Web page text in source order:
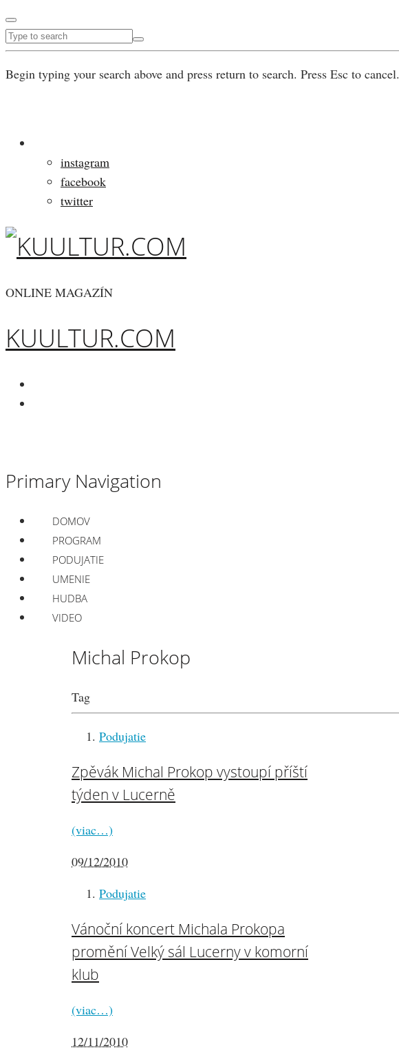
Begin typing your search above and press return to search. Press Esc to cancel.
instagram
facebook
twitter
ONLINE MAGAZÍN
KUULTUR.COM
Primary Navigation
DOMOV
PROGRAM
PODUJATIE
UMENIE
HUDBA
VIDEO
Michal Prokop
Tag
Podujatie
Zpěvák Michal Prokop vystoupí příští
týden v Lucerně
(viac…)
09/12/2010
Podujatie
Vánoční koncert Michala Prokopa
promění Velký sál Lucerny v komorní
klub
(viac…)
12/11/2010